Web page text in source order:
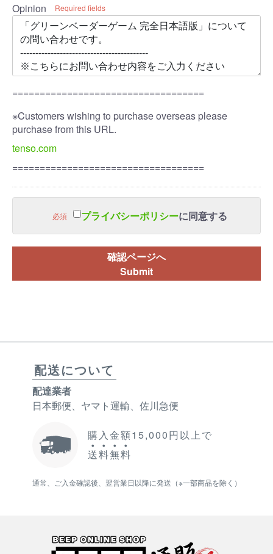
Opinion Required fields
===================================
※Customers wishing to purchase overseas please
purchase from this URL.
tenso.com
===================================
必須 プライバシーポリシーに同意する
確認ページへ
Submit
配送について
配達業者
日本郵便、ヤマト運輸、佐川急便
購入金額15,000円以上で
送料無料
通常、ご入金確認後、翌営業日以降に発送（※一部商品を除く）